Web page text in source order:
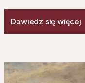
Dowiedz się więcej